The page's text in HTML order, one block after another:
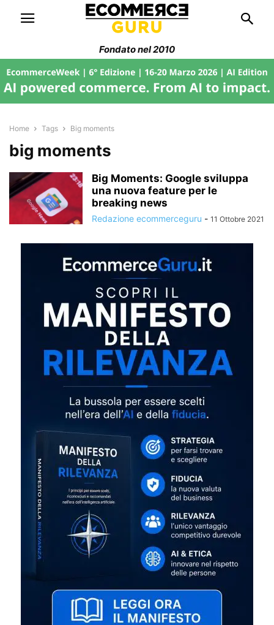
Fondato nel 2010
Home Tags Big moments
big moments
Big Moments: Google sviluppa
una nuova feature per le
breaking news
Redazione ecommerceguru - 11 Ottobre 2021